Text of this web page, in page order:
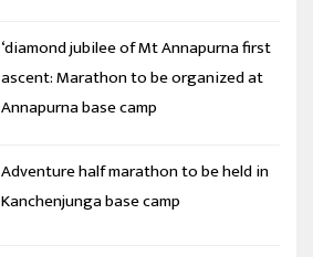
‘diamond jubilee of Mt Annapurna first
ascent: Marathon to be organized at
Annapurna base camp
Adventure half marathon to be held in
Kanchenjunga base camp